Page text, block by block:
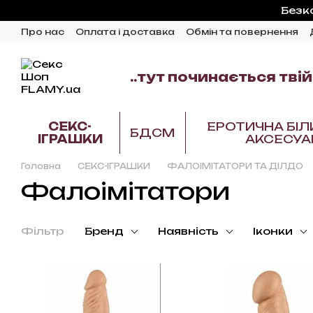
Про нас Оплата і доставка Обмін та повернення
..тут починається
СЕКС-
ІГРАШКИ
БДСМ
ЕРОТИЧНА
Головна СЕКС-ІГРАШКИ ФАЛОІМІТАТОРИ ТА ДІЛДО
Фалоімітатори
Фільтр Бренд Наявність Іконки